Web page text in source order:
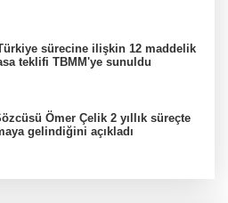
sürecine ilişkin 12 maddelik
teklifi TBMM'ye sunuldu
Ömer Çelik 2 yıllık süreçte
gelindiğini açıkladı